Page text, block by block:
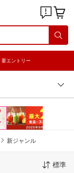
要エントリー
新ジャンル
標準